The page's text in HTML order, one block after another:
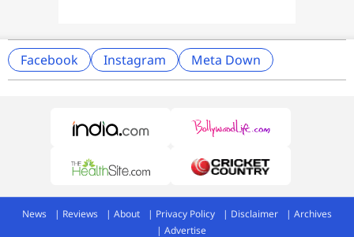
Facebook Instagram Meta Down
News Reviews About Privacy Policy Disclaimer
Archives
Advertise